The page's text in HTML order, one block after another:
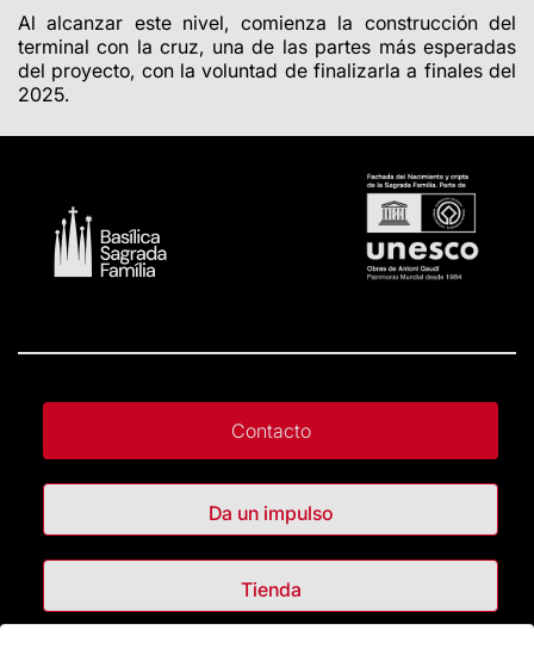
Al alcanzar este nivel, comienza la construcción del
terminal con la cruz, una de las partes más esperadas
del proyecto, con la voluntad de finalizarla a finales del
2025.
Contacto
Da un impulso
Tienda